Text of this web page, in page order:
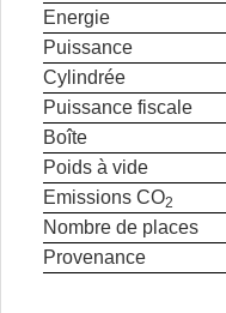
Energie
Puissance
Cylindrée
Puissance fiscale
Boîte
Poids à vide
Emissions CO2
Nombre de places
Provenance